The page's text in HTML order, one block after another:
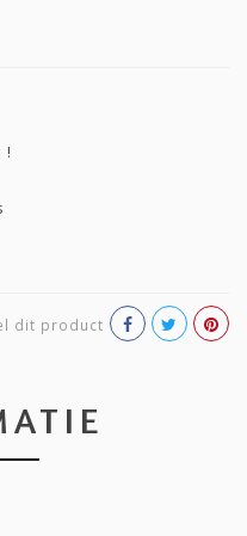
!
dit product